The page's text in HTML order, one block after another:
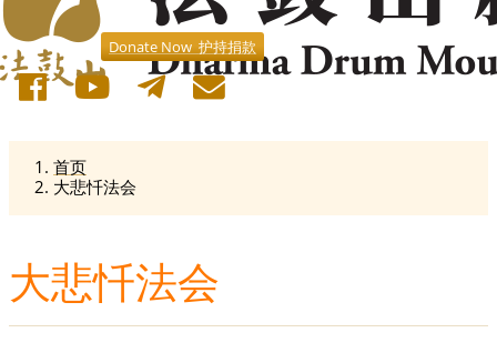
Donate Now 护持捐款
首页
大悲忏法会
大悲忏法会